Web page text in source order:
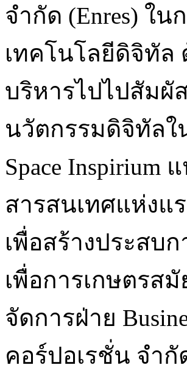
จำกัด (Enres) ใ
เทคโนโลยีดิจิทัล
บริหารไปไปสัมผั
นวัตกรรมดิจิทัลใ
Space
สารสนเทศแห่งแ
เพื่อสร้างประสบ
เพื่อการเกษตรส
จัดการฝ่าย
คอร์ปอเรชั่น จำ